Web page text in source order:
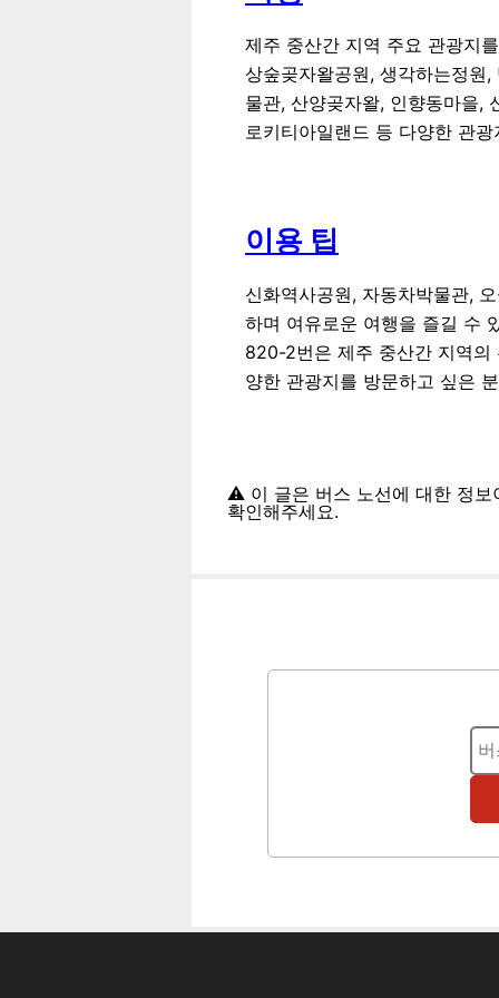
제주 중산간 지역 주요 관광지
상숲곶자왈공원, 생각하는정원
물관, 산양곶자왈, 인향동마을,
로키티아일랜드 등 다양한 관
이용 팁
신화역사공원, 자동차박물관,
하며 여유로운 여행을 즐길 수
820-2번은 제주 중산간 지역의
양한 관광지를 방문하고 싶은
⚠️ 이 글은 버스 노선에 대한 정보
확인해주세요.